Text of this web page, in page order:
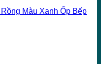
Màu Xanh Ốp Bếp